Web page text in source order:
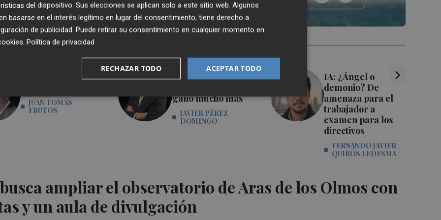
Con ternura y sin
JUAN TOMÁS
FRUTOS
España ganó el
ganó mucho más
JAVIER PÉREZ
DOMINGO
IA: ¿Ángel o
demonio? De
amenaza para el
trabajador a
examen para los
directivos
FERNANDO JAVIER
QUIRÓS LEDESMA
chevron_right
ampliar el observatorio de Aras de los Olmos con
y un aula de divulgación
del dispositivo. Sus elecciones se aplican solo a este sitio web. Algunos
basarse en el interés legítimo en lugar del consentimiento; tiene derecho a
de publicidad. Puede retirar su consentimiento en cualquier momento en
. Política de privacidad
ACEPTAR TODO
RECHAZAR TODO